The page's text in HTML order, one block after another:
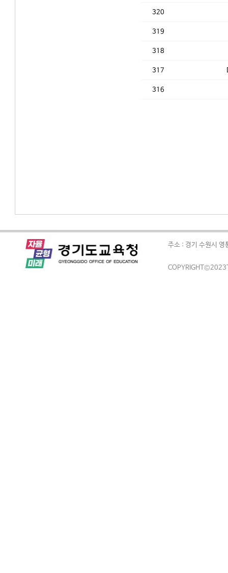
320
319
318
317
316
주소 : 경기 수원시 영